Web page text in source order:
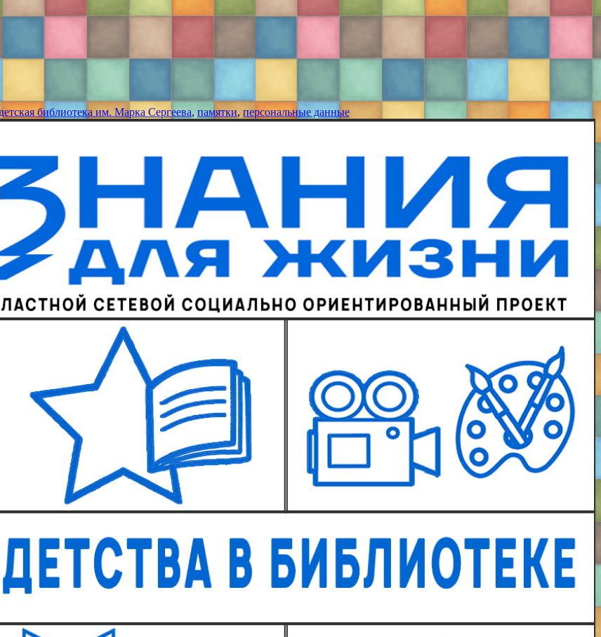
библиотека им. Марка Сергеева, памятки, персональные данные